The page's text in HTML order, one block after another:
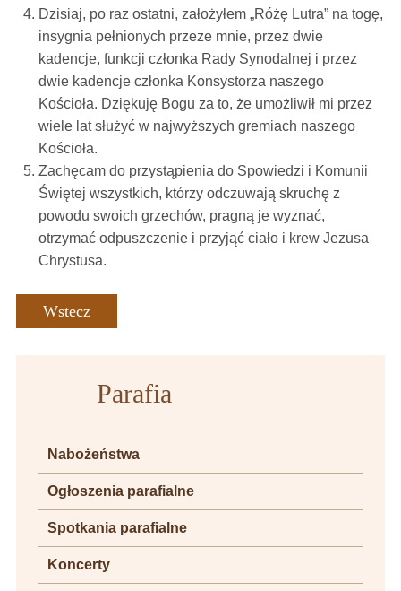
Dzisiaj, po raz ostatni, założyłem „Różę Lutra” na togę,
insygnia pełnionych przeze mnie, przez dwie
kadencje, funkcji członka Rady Synodalnej i przez
dwie kadencje członka Konsystorza naszego
Kościoła. Dziękuję Bogu za to, że umożliwił mi przez
wiele lat służyć w najwyższych gremiach naszego
Kościoła.
Zachęcam do przystąpienia do Spowiedzi i Komunii
Świętej wszystkich, którzy odczuwają skruchę z
powodu swoich grzechów, pragną je wyznać,
otrzymać odpuszczenie i przyjąć ciało i krew Jezusa
Chrystusa.
Wstecz
Parafia
Nabożeństwa
Ogłoszenia parafialne
Spotkania parafialne
Koncerty